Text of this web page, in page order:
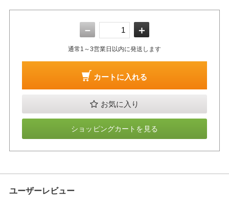
－ ＋
通常1～3営業日以内に発送します
カートに入れる
お気に入り
ショッピングカートを見る
ユーザーレビュー